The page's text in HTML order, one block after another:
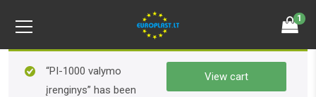
1
View cart
“PI-1000 valymo
įrenginys” has been